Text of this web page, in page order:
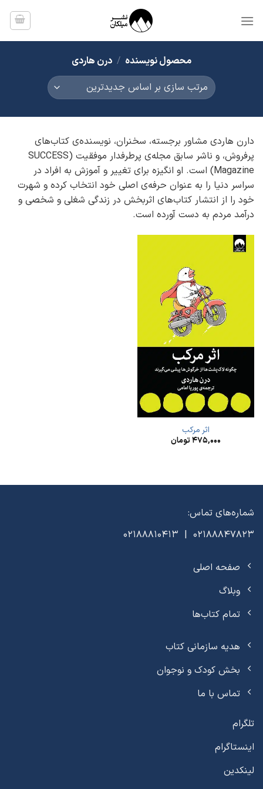
محصول نویسنده / درن هاردی
دارن هاردی مشاور برجسته، سخنران، نویسنده‌ی کتاب‌های
پرفروش، و ناشر سابق مجله‌ی پرطرفدار موفقیت (SUCCESS
Magazine) است. او انگیزه برای تغییر و آموزش به افراد در
سراسر دنیا را به عنوان حرفه‌ی اصلی خود انتخاب کرده و شهرت
خود را از انتشار کتاب‌های اثربخش در زندگی شغلی و شخصی و
درآمد مردم به دست آورده است.
اثر مرکب
۴۷۵,۰۰۰تومان
شماره‌های تماس:
02188847823 | 02188810413
صفحه اصلی
وبلاگ
تمام کتاب‌ها
هدیه سازمانی کتاب
بخش کودک و نوجوان
تماس با ما
تلگرام
اینستاگرام
لینکدین